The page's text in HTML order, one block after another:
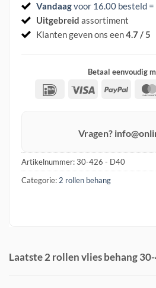
Vandaagvoor 16.00 besteld =
Uitgebreid assortiment
Klanten geven ons een4.7 / 5
Betaal eenvoudig
IDeal Visa PayPal
Vragen?
Artikelnummer:30-426 - D40
Categorie: 2 rollen behang
Laatste 2 rollen vlies behang